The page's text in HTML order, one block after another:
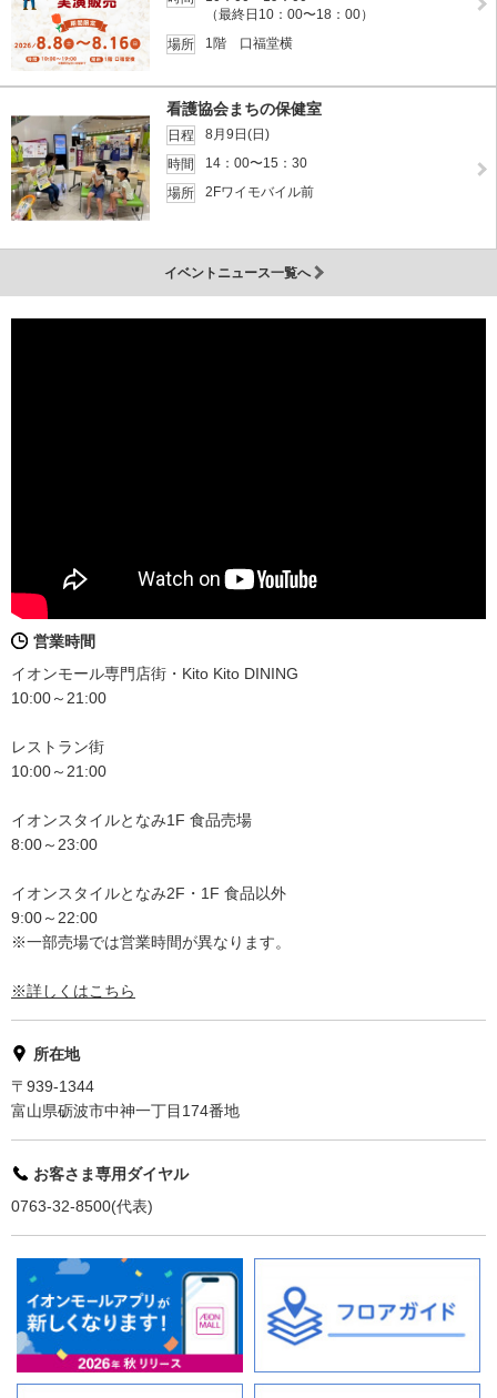
（最終日10：00〜18：00）
場所
1階 口福堂横
看護協会まちの保健室
日程
8月9日(日)
時間
14：00〜15：30
場所
2Fワイモバイル前
イベントニュース一覧へ
営業時間
イオンモール専門店街・Kito Kito DINING
10:00～21:00
レストラン街
10:00～21:00
イオンスタイルとなみ1F 食品売場
8:00～23:00
イオンスタイルとなみ2F・1F 食品以外
9:00～22:00
※一部売場では営業時間が異なります。
※詳しくはこちら
所在地
〒939-1344
富山県砺波市中神一丁目174番地
お客さま専用ダイヤル
0763-32-8500(代表)